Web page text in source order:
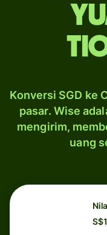
Konversi SGD ke
pasar. Wise
mengirim,
uang